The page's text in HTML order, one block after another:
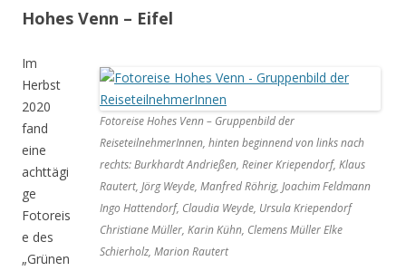
Hohes Venn – Eifel
Fotoreise Hohes Venn – Gruppenbild der
ReiseteilnehmerInnen, hinten beginnend von links nach
rechts: Burkhardt Andrießen, Reiner Kriependorf, Klaus
Rautert, Jörg Weyde, Manfred Röhrig, Joachim Feldmann
Ingo Hattendorf, Claudia Weyde, Ursula Kriependorf
Christiane Müller, Karin Kühn, Clemens Müller Elke
Schierholz, Marion Rautert
Im
Herbst
2020
fand
eine
achttägi
ge
Fotoreis
e des
„Grünen